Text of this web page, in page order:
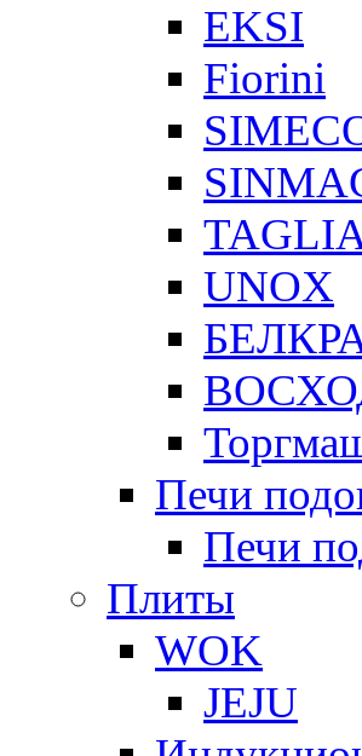
EKSI
Fiorini
UNOX
Печи
Печи
Плиты
WOK
JEJU